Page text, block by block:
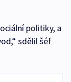
politiky, a
sdělil šéf